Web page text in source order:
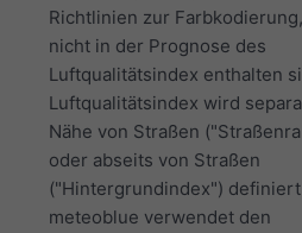
Richtlinien zur
nicht in der Prognose des
Luftqualitätsindex enthalten
Luftqualitätsindex wird
Nähe von Straßen
oder abseits von Straßen
("Hintergrundindex")
meteoblue verwendet den